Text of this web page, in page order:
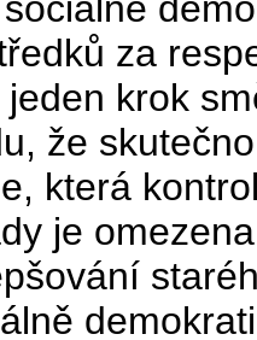
za
krok
že
která
je